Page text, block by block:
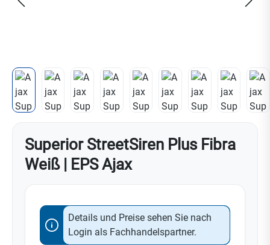
Superior StreetSiren Plus Fibra
Weiß | EPS Ajax
Details und Preise sehen Sie nach
Login als Fachhandelspartner.